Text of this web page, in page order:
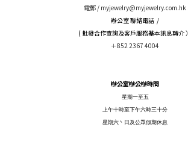
電郵 / myjewelry@myjewelry.com.hk
辦公室 聯絡電話 /
( 批發合作查詢及客戶服務基本訊息轉介 ）
＋852 2367 4004
辦公室辦公辦時間
星期一至五
上午十時至下午六時三十分
星期六丶日及公眾假期休息